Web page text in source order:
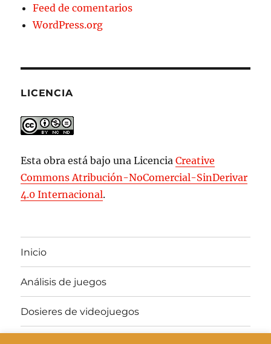
Feed de comentarios
WordPress.org
LICENCIA
Esta obra está bajo una LicenciaCreative
Commons Atribución-NoComercial-SinDerivar
4.0 Internacional.
Inicio
Análisis de juegos
Dosieres de videojuegos